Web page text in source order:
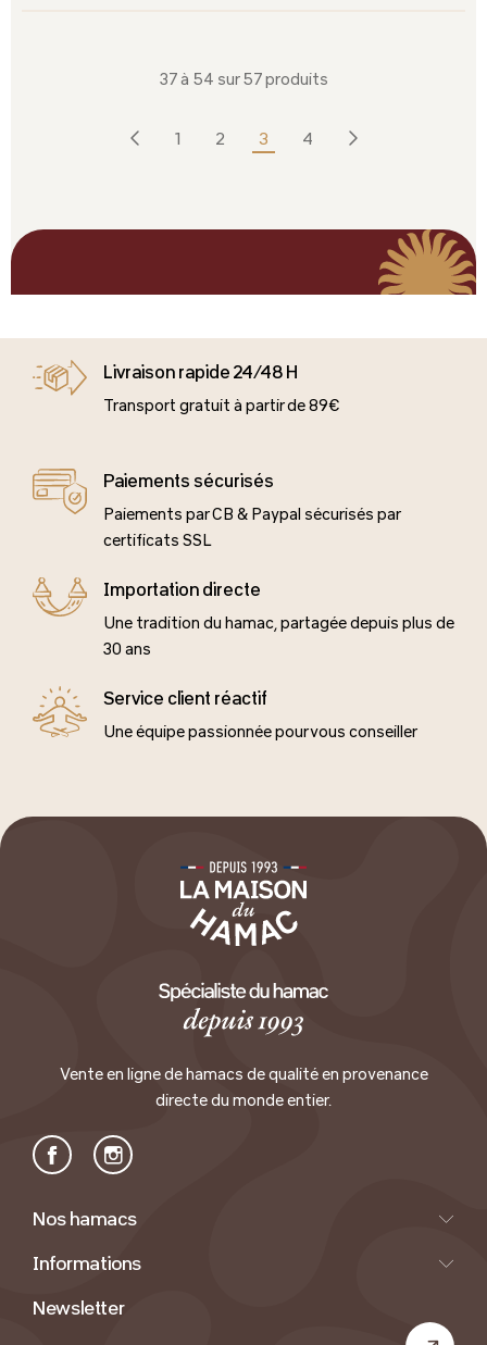
37 à 54 sur 57 produits
Précédent
1 2 3 4 Suivant
Livraison rapide 24/48 H
Transport gratuit à partir de 89€
Paiements sécurisés
Paiements par CB & Paypal sécurisés par
certificats SSL
Importation directe
Une tradition du hamac, partagée depuis plus de
30 ans
Service client réactif
Une équipe passionnée pour vous conseiller
Vente en ligne de hamacs de qualité en provenance
directe du monde entier.
FacebookInstagram
Nos hamacs
Informations
Newsletter